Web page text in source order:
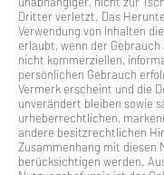
Dritter verletzt. Das
Verwendung von Inhalten
erlaubt, wenn der
nicht kommerziellen,
persönlichen Gebrauch
Vermerk erscheint und die
unverändert bleiben sowie
urheberrechtlichen,
andere besitzrechtlichen
Zusammenhang mit diesen
berücksichtigen werden.